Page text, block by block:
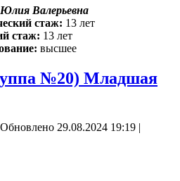
Валерьевна
стаж: 13 лет
стаж: 13 лет
высшее
№20) Младшая
Обновлено 29.08.2024 19:19 |